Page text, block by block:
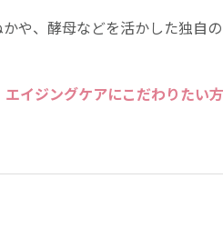
や、酵母などを活かした独自
エイジングケアにこだわりたい方